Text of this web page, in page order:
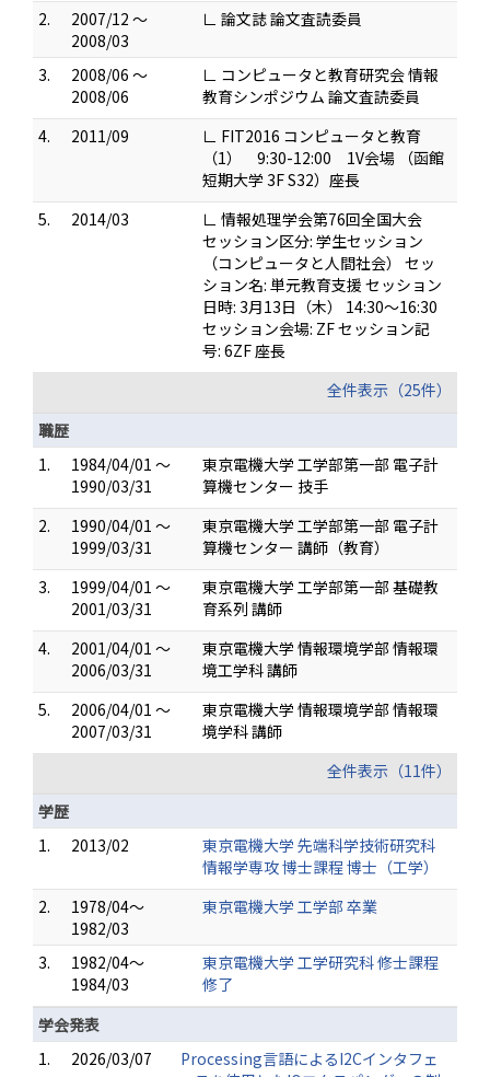
2.
2007/12 ～
2008/03
∟ 論文誌 論文査読委員
3.
2008/06 ～
2008/06
∟ コンピュータと教育研究会 情報
教育シンポジウム 論文査読委員
4.
2011/09
∟ FIT2016 コンピュータと教育
（1） 9:30-12:00 1V会場 （函館
短期大学 3F S32）座長
5.
2014/03
∟ 情報処理学会第76回全国大会
セッション区分: 学生セッション
（コンピュータと人間社会） セッ
ション名: 単元教育支援 セッション
日時: 3月13日（木） 14:30〜16:30
セッション会場: ZF セッション記
号: 6ZF 座長
全件表示（25件）
職歴
1.
1984/04/01 ～
1990/03/31
東京電機大学 工学部第一部 電子計
算機センター 技手
2.
1990/04/01 ～
1999/03/31
東京電機大学 工学部第一部 電子計
算機センター 講師（教育）
3.
1999/04/01 ～
2001/03/31
東京電機大学 工学部第一部 基礎教
育系列 講師
4.
2001/04/01 ～
2006/03/31
東京電機大学 情報環境学部 情報環
境工学科 講師
5.
2006/04/01 ～
2007/03/31
東京電機大学 情報環境学部 情報環
境学科 講師
全件表示（11件）
学歴
1.
2013/02
東京電機大学 先端科学技術研究科
情報学専攻 博士課程 博士（工学）
2.
1978/04～
1982/03
東京電機大学 工学部 卒業
3.
1982/04～
1984/03
東京電機大学 工学研究科 修士課程
修了
学会発表
1.
2026/03/07
Processing言語によるI2Cインタフェ